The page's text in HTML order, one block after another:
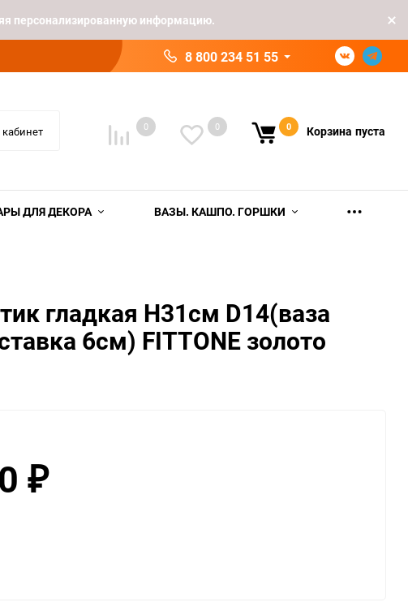
персонализированную информацию.
8 800 234 51 55
0 0 0 Корзина пуста
ДЛЯ ДЕКОРА ВАЗЫ. КАШПО. ГОРШКИ
гладкая H31см D14(ваза
6см) FITTONE золото
₽